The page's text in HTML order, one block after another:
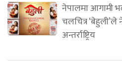
नेपालमा आगामी
चलचित्र ‘बेहुली’ले
अन्तर्राष्ट्रिय